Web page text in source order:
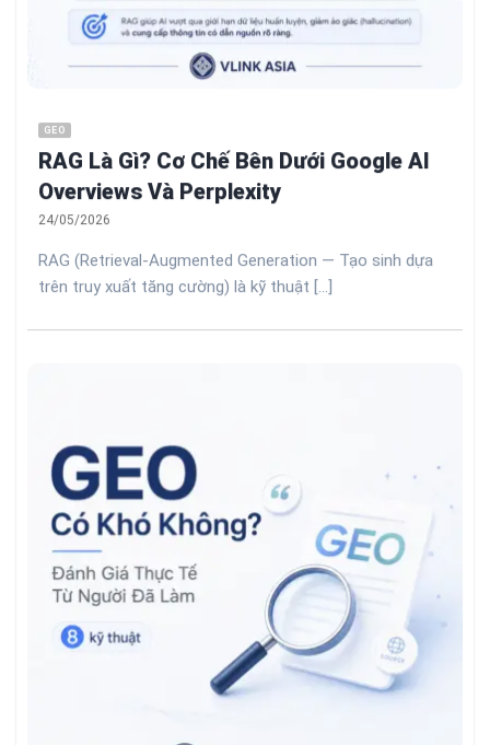
GEO
RAG Là Gì? Cơ Chế Bên Dưới Google AI
Overviews Và Perplexity
24/05/2026
RAG (Retrieval-Augmented Generation — Tạo sinh dựa
trên truy xuất tăng cường) là kỹ thuật [...]